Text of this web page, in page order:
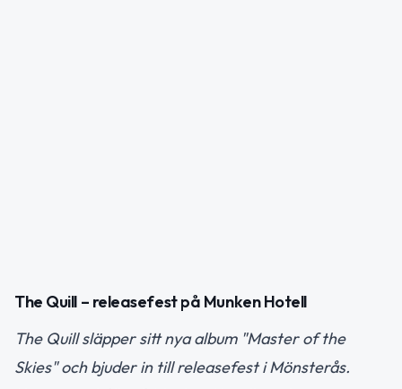
The Quill – releasefest på Munken Hotell
The Quill släpper sitt nya album "Master of the
Skies" och bjuder in till releasefest i Mönsterås.